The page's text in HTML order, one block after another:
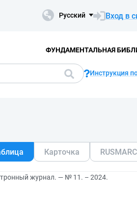
Русский Вход в
ФУНДАМЕНТАЛЬНАЯ
Инструкция
Карточка RUSMARC
журнал. — № 11. – 2024.